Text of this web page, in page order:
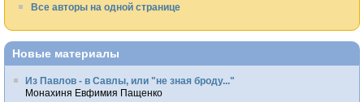
Все авторы на одной странице
Новые материалы
Из Павлов - в Савлы, или "не зная броду..."
Монахиня Евфимия Пащенко